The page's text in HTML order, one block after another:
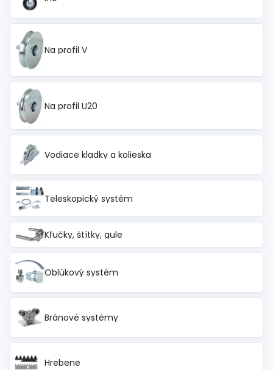
Na profil V
Na profil U20
Vodiace kladky a kolieska
Teleskopický systém
Kľučky, štítky, gule
Oblúkový systém
Bránové systémy
Hrebene